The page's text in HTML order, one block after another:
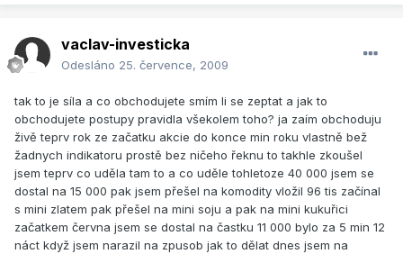
vaclav-investicka
Odesláno 25. července, 2009
tak to je síla a co obchodujete smím li se zeptat a jak to
obchodujete postupy pravidla všekolem toho? ja zaím obchoduju
živě teprv rok ze začatku akcie do konce min roku vlastně bež
žadnych indikatoru prostě bez ničeho řeknu to takhle zkoušel
jsem teprv co uděla tam to a co uděle tohletoze 40 000 jsem se
dostal na 15 000 pak jsem přešel na komodity vložil 96 tis začínal
s mini zlatem pak přešel na mini soju a pak na mini kukuřici
začatkem června jsem se dostal na častku 11 000 bylo za 5 min 12
náct když jsem narazil na zpusob jak to dělat dnes jsem na